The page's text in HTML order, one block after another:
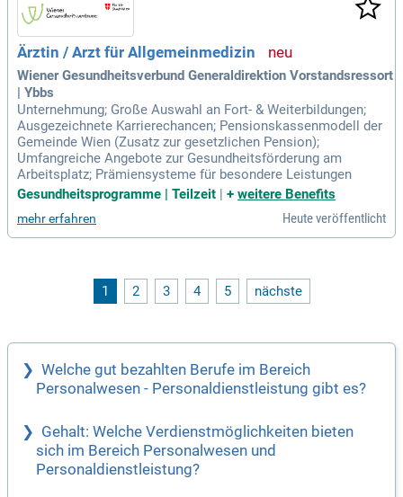
Ärztin / Arzt für Allgemeinmedizin
Wiener Gesundheitsverbund Generaldirektion Vorstandsressort
| Ybbs
Unternehmung; Große Auswahl an Fort- & Weiterbildungen;
Ausgezeichnete Karrierechancen; Pensionskassenmodell der
Gemeinde Wien (Zusatz zur gesetzlichen Pension);
Umfangreiche Angebote zur Gesundheitsförderung am
Arbeitsplatz; Prämiensysteme für besondere Leistungen
Gesundheitsprogramme | Teilzeit
+ weitere Benefits
mehr erfahren Heute veröffentlicht
1 2 3 4 5 nächste
Welche gut bezahlten Berufe im Bereich
Personalwesen - Personaldienstleistung gibt es?
Gehalt: Welche Verdienstmöglichkeiten bieten
sich im Bereich Personalwesen und
Personaldienstleistung?